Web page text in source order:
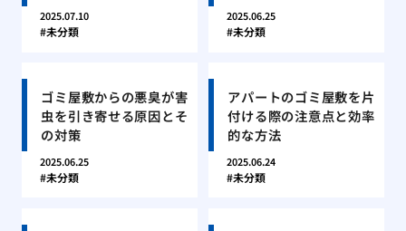
2025.07.10
未分類
2025.06.25
未分類
ゴミ屋敷からの悪臭が害
虫を引き寄せる原因とそ
の対策
2025.06.25
未分類
アパートのゴミ屋敷を片
付ける際の注意点と効率
的な方法
2025.06.24
未分類